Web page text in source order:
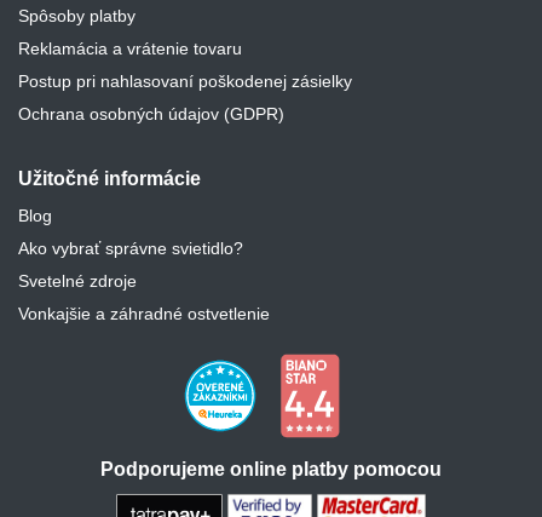
Spôsoby platby
Reklamácia a vrátenie tovaru
Postup pri nahlasovaní poškodenej zásielky
Ochrana osobných údajov (GDPR)
Užitočné informácie
Blog
Ako vybrať správne svietidlo?
Svetelné zdroje
Vonkajšie a záhradné ostvetlenie
Podporujeme online platby pomocou